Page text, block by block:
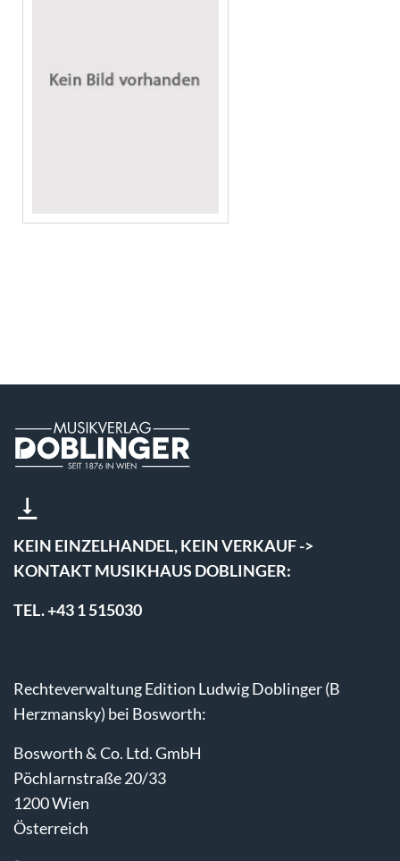
KEIN EINZELHANDEL, KEIN VERKAUF ->
KONTAKT MUSIKHAUS DOBLINGER:
TEL. +43 1 515030
Rechteverwaltung Edition Ludwig Doblinger (B
Herzmansky) bei Bosworth:
Bosworth & Co. Ltd. GmbH
Pöchlarnstraße 20/33
1200 Wien
Österreich